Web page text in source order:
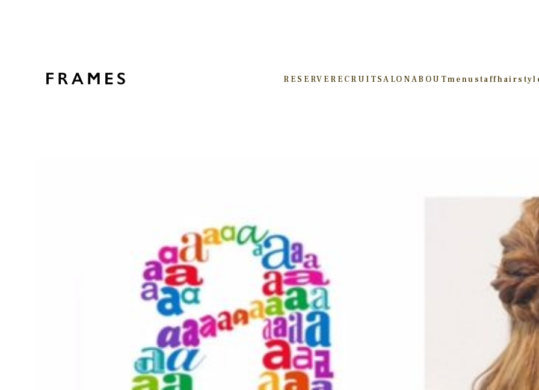
RESERVE RECRUITSALONABOUTmenu staff